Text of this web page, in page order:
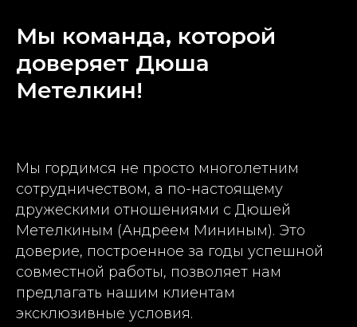
Мы команда, которой
доверяет Дюша
Метелкин!
Мы гордимся не просто многолетним
сотрудничеством, а по-настоящему
дружескими отношениями с Дюшей
Метелкиным (Андреем Мининым). Это
доверие, построенное за годы успешной
совместной работы, позволяет нам
предлагать нашим клиентам
эксклюзивные условия.